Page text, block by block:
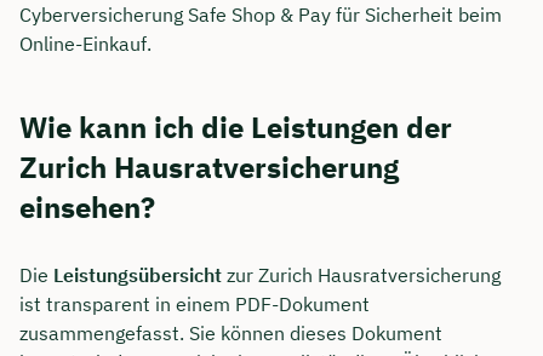
Cyberversicherung Safe Shop & Pay für Sicherheit beim
Online-Einkauf.
Wie kann ich die Leistungen der
Zurich Hausratversicherung
einsehen?
Die Leistungsübersicht zur Zurich Hausratversicherung
ist transparent in einem PDF-Dokument
zusammengefasst. Sie können dieses Dokument